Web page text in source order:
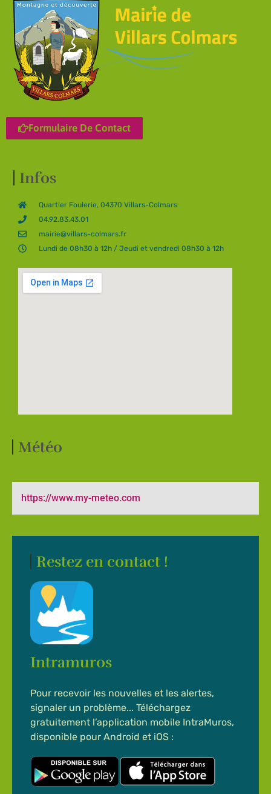
Formulaire De Contact
Infos
Quartier Foulerie, 04370 Villars-Colmars
04.92.83.43.01
mairie@villars-colmars.fr
Lundi de 08h30 à 12h / Jeudi et vendredi 08h30 à 12h
Météo
https://www.my-meteo.com
Restez en contact !
Intramuros
Pour recevoir les nouvelles et les alertes,
signaler un problème... Téléchargez
gratuitement l’application mobile IntraMuros,
disponible pour Android et iOS :